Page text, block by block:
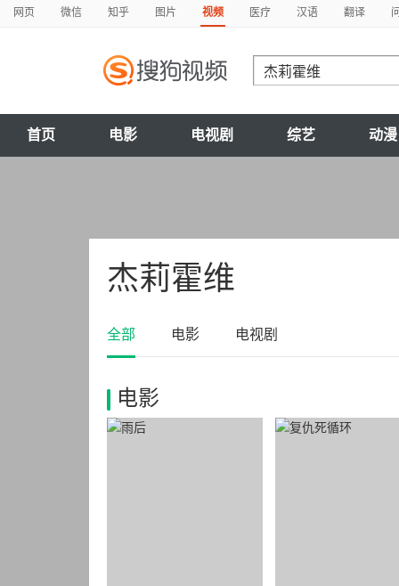
网页 微信 知乎 图片 视频 医疗 汉语 翻译
首页 电影 电视剧 综艺 动漫
杰莉霍维
全部 电影 电视剧
电影